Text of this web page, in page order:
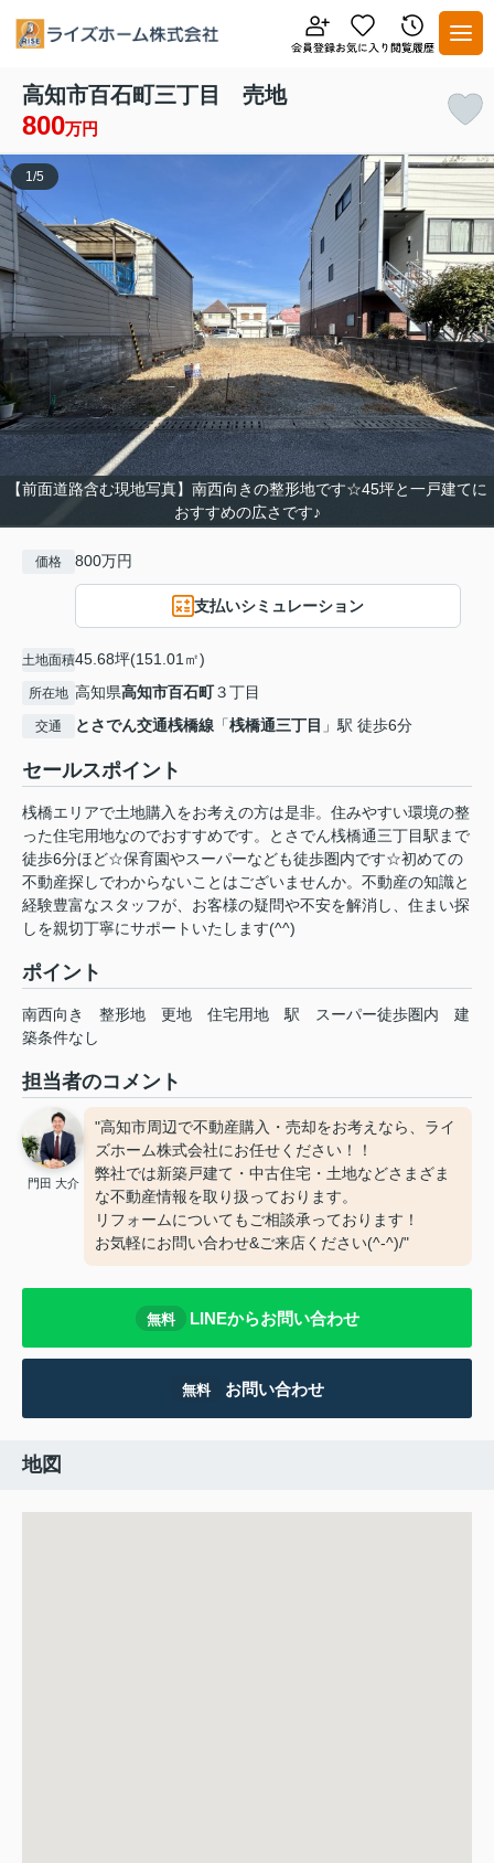
高知市百石町三丁目 売地
800万円
【前面道路含む現地写真】南西向きの整形地です☆45坪と一戸建てに
おすすめの広さです♪
1/5
価格 800万円
支払いシミュレーション
土地面積45.68坪(151.01㎡)
所在地 高知県高知市百石町３丁目
交通 とさでん交通桟橋線 「桟橋通三丁目 」駅 徒歩6分
セールスポイント
桟橋エリアで土地購入をお考えの方は是非。住みやすい環境の整
った住宅用地なのでおすすめです。とさでん桟橋通三丁目駅まで
徒歩6分ほど☆保育園やスーパーなども徒歩圏内です☆初めての
不動産探しでわからないことはございませんか。不動産の知識と
経験豊富なスタッフが、お客様の疑問や不安を解消し、住まい探
しを親切丁寧にサポートいたします(^^)
ポイント
南西向き 整形地 更地 住宅用地 駅 スーパー徒歩圏内
建
築条件なし
担当者のコメント
門田 大介
"高知市周辺で不動産購入・売却をお考えなら、ライ
ズホーム株式会社にお任せください！！
弊社では新築戸建て・中古住宅・土地などさまざま
な不動産情報を取り扱っております。
リフォームについてもご相談承っております！
お気軽にお問い合わせ&ご来店ください‍(^-^)/"
無料 LINEからお問い合わせ
無料 お問い合わせ
地図